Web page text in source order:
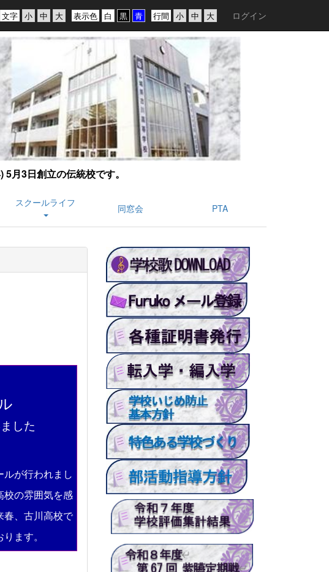
行間
表示色
文字 ログイン
月3日創立の伝統校です。
スクールライフ 同窓会 PTA
した
ルが行われまし
校の雰囲気を感
春、古川高校で
ます。